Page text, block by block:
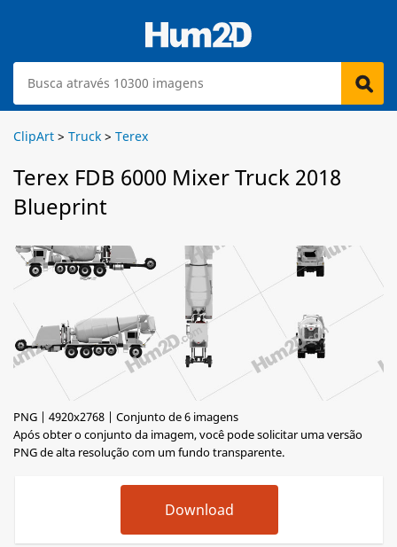
ClipArt > Truck > Terex
Terex FDB 6000 Mixer Truck 2018
Blueprint
PNG | 4920x2768 | Conjunto de 6 imagens
Após obter o conjunto da imagem, você pode solicitar uma versão
PNG de alta resolução com um fundo transparente.